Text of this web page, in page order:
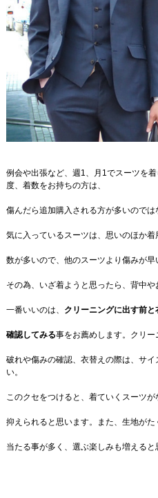
例会や出張など、週1、月1でスーツを
度、着数をお持ちの方は、
傷んだら追加購入される方が多いのでは
気に入っているスーツは、思いのほか着
数が多いので、他のスーツより傷みが早
その為、いざ着ようと思ったら、背中や
一番いいのは、 クリーニングに出す前と
確認してみる事をお薦めします。クリー
破れや傷みの確認、衣替えの際は、サ
い。
このクセをつけると、着ていくスーツ
抑えられると思います。また、生地が
当たる事が多く、選ぶ楽しみも増えると